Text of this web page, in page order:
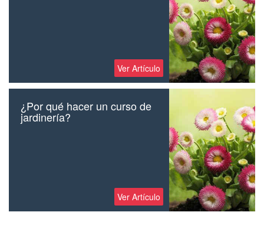
Ver Artículo
¿Por qué hacer un curso de
jardinería?
Ver Artículo